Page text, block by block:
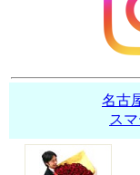
名古
ス